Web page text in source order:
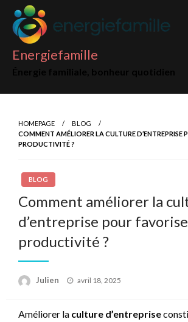
Skip
content
Energiefamille
HOMEPAGE
BLOG
COMMENT AMÉLIORER LA CULTURE D’ENTREPRISE
PRODUCTIVITÉ ?
BLOG
Comment améliorer la
d’entreprise pour
productivité ?
Julien
Posted
avril 18, 2025
Améliorer la culture d’entreprise